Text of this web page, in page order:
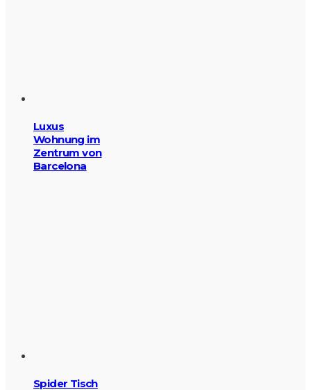
Luxus
Wohnung im
Zentrum von
Barcelona
Spider Tisch